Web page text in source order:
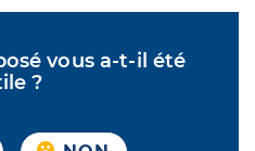
vous a-t-il été
?